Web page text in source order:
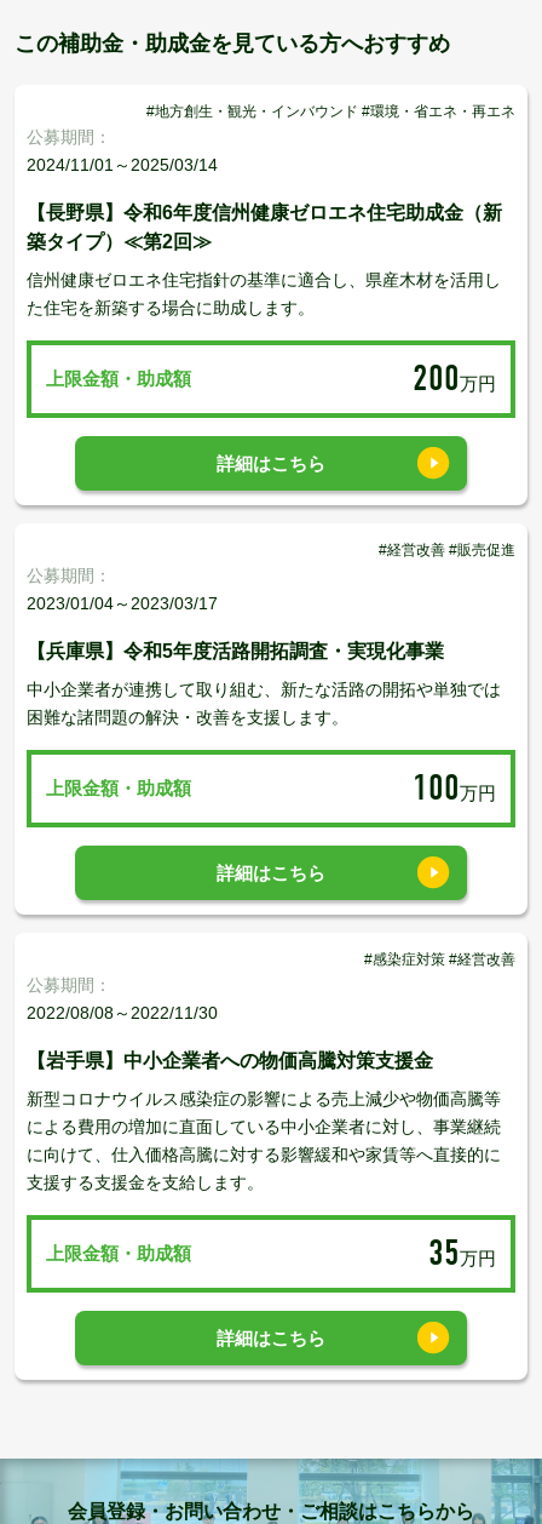
この補助金・助成金を見ている方へおすすめ
#地方創生・観光・インバウンド #環境・省エネ・再エネ
公募期間：
2024/11/01～2025/03/14
【長野県】令和6年度信州健康ゼロエネ住宅助成金（新
築タイプ）≪第2回≫
信州健康ゼロエネ住宅指針の基準に適合し、県産木材を活用し
た住宅を新築する場合に助成します。
上限金額・助成額 200万円
詳細はこちら
#経営改善 #販売促進
公募期間：
2023/01/04～2023/03/17
【兵庫県】令和5年度活路開拓調査・実現化事業
中小企業者が連携して取り組む、新たな活路の開拓や単独では
困難な諸問題の解決・改善を支援します。
上限金額・助成額 100万円
詳細はこちら
#感染症対策 #経営改善
公募期間：
2022/08/08～2022/11/30
【岩手県】中小企業者への物価高騰対策支援金
新型コロナウイルス感染症の影響による売上減少や物価高騰等
による費用の増加に直面している中小企業者に対し、事業継続
に向けて、仕入価格高騰に対する影響緩和や家賃等へ直接的に
支援する支援金を支給します。
上限金額・助成額 35万円
詳細はこちら
会員登録・お問い合わせ・ご相談はこちらから